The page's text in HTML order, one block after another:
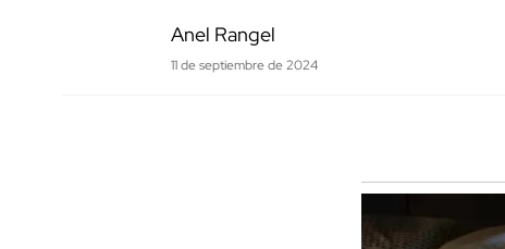
Anel Rangel
11 de septiembre de 2024